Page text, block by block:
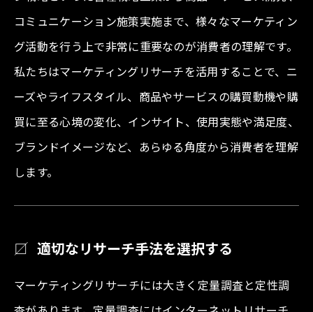
コミュニケーション施策実施まで、様々なマーケティン
グ活動を行う上で非常に重要なのが消費者の理解です。
私たちはマーケティングリサーチを活用することで、ニ
ーズやライフスタイル、商品やサービスの購買動機や購
買に至る心境の変化、インサイト、使用実態や満足度、
ブランドイメージなど、あらゆる角度から消費者を理解
します。
適切なリサーチ手法を選択する
マーケティングリサーチには大きく定量調査と定性調